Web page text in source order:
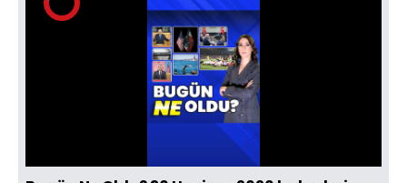
Video
Oynatıcısı
yükleniyor.
Aç
Hızı